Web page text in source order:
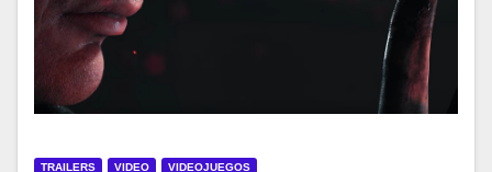
TRAILERS VIDEO VIDEOJUEGOS